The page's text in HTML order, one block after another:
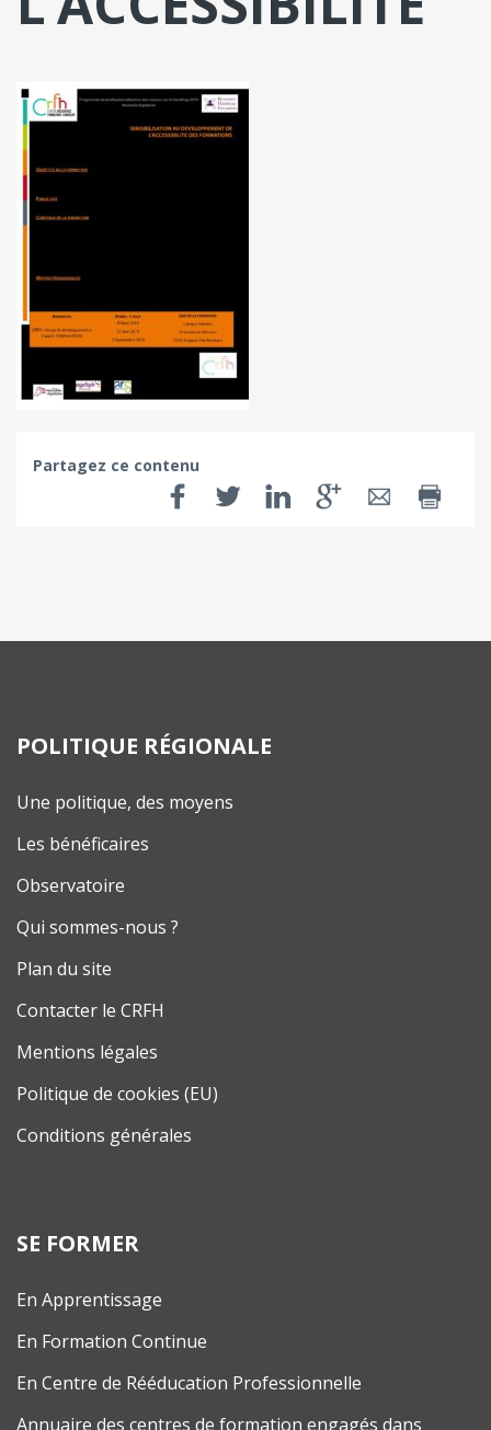
Partagez ce contenu
POLITIQUE RÉGIONALE
Une politique, des moyens
Les bénéficaires
Observatoire
Qui sommes-nous ?
Plan du site
Contacter le CRFH
Mentions légales
Politique de cookies (EU)
Conditions générales
SE FORMER
En Apprentissage
En Formation Continue
En Centre de Rééducation Professionnelle
Annuaire des centres de formation engagés dans